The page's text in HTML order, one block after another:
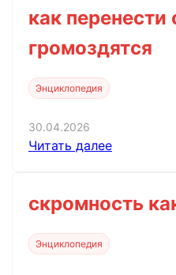
как перенести
громоздятся
Энциклопедия
30.04.2026
Читать далее
скромность
Энциклопедия